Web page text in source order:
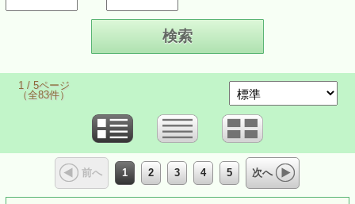
1 / 5ページ
（全83件）
前へ 1 2 3 4 5 次へ